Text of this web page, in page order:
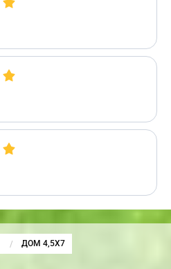
CURRENT:
ДОМ 4,5Х7